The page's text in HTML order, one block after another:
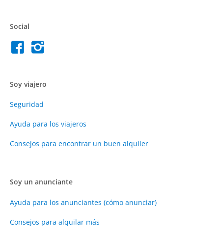
Social
Soy viajero
Seguridad
Ayuda para los viajeros
Consejos para encontrar un buen alquiler
Soy un anunciante
Ayuda para los anunciantes (cómo anunciar)
Consejos para alquilar más